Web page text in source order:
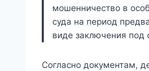
мошенничество в
суда на период
виде заключения под
Согласно документам,